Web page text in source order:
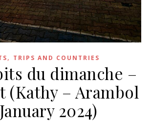
, TRIPS AND COUNTRIES
du dimanche –
(Kathy – Arambol
2024)